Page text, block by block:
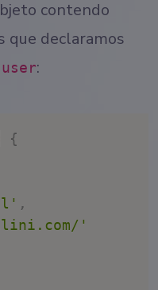
contendo
que declaramos
:
{
,
'